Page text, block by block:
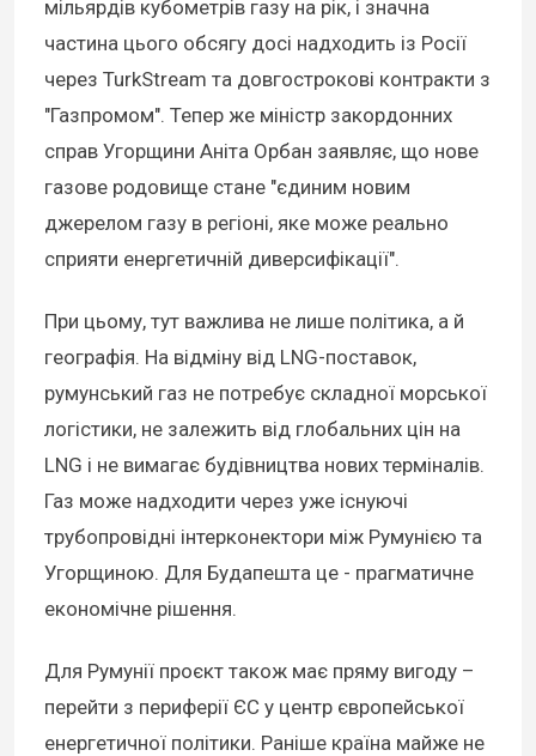
мільярдів кубометрів газу на рік, і значна
частина цього обсягу досі надходить із Росії
через TurkStream та довгострокові контракти з
"Газпромом". Тепер же міністр закордонних
справ Угорщини Аніта Орбан заявляє, що нове
газове родовище стане "єдиним новим
джерелом газу в регіоні, яке може реально
сприяти енергетичній диверсифікації".
При цьому, тут важлива не лише політика, а й
географія. На відміну від LNG-поставок,
румунський газ не потребує складної морської
логістики, не залежить від глобальних цін на
LNG і не вимагає будівництва нових терміналів.
Газ може надходити через уже існуючі
трубопровідні інтерконектори між Румунією та
Угорщиною. Для Будапешта це - прагматичне
економічне рішення.
Для Румунії проєкт також має пряму вигоду –
перейти з периферії ЄС у центр європейської
енергетичної політики. Раніше країна майже не